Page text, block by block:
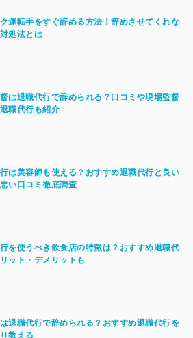
ク運転手をすぐ辞める方法！辞めさせてくれな
処法とは
は退職代行で辞められる？口コミや現場監督
職代行も紹介
は美容師も使える？おすすめ退職代行と良い
い口コミ徹底調査
を使うべき飲食店の特徴は？おすすめ退職代
ット・デメリットも
退職代行で辞められる？おすすめ退職代行を
教える